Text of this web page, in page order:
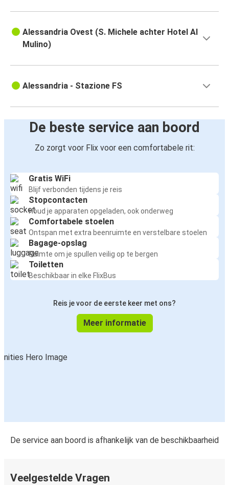
Alessandria Ovest (S. Michele achter Hotel Al
Mulino)
Alessandria - Stazione FS
De beste service aan boord
Zo zorgt voor Flix voor een comfortabele rit:
Gratis WiFi
Blijf verbonden tijdens je reis
Stopcontacten
Houd je apparaten opgeladen, ook onderweg
Comfortabele stoelen
Ontspan met extra beenruimte en verstelbare stoelen
Bagage-opslag
Ruimte om je spullen veilig op te bergen
Toiletten
Beschikbaar in elke FlixBus
Reis je voor de eerste keer met ons?
Meer informatie
De service aan boord is afhankelijk van de beschikbaarheid
Veelgestelde Vragen